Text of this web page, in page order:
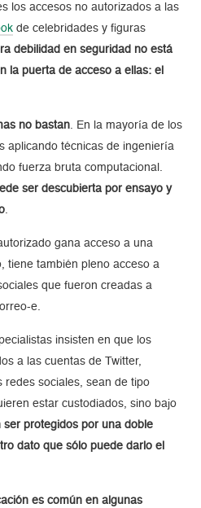
los accesos no autorizados a las
de celebridades y figuras
debilidad en seguridad no está
la puerta de acceso a ellas: el
no bastan. En la mayoría de los
aplicando técnicas de ingeniería
fuerza bruta computacional.
ser descubierta por ensayo y
.
gana acceso a una
tiene también pleno acceso a
que fueron creadas a
e.
insisten en que los
a las cuentas de Twitter,
redes sociales, sean de tipo
estar custodiados, sino bajo
ser protegidos por una doble
dato que sólo puede darlo el
es común en algunas